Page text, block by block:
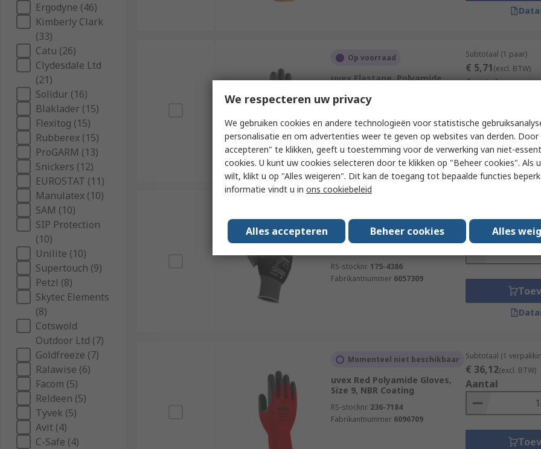
Ergodyne (46)
Kimberly Clark
(33)
Catu (26)
Clydesdale Ltd
(21)
Solidur (16)
Blaklader (15)
Flexitog (15)
Rubberex (15)
ProGARM (13)
Snickers (12)
EUROSTAT (11)
Manulatex (10)
SAM (10)
SIP Protection
(10)
Unilite (10)
Supertouch (9)
Petzl (8)
Skytec Elements
(8)
Cotswold
Outdoor Ltd (7)
Goldfreeze (7)
Ralawise (6)
Facom (5)
Reldeen (5)
Tyvek (5)
Avit (4)
C-Safe (4)
Op voorraad
uvex Elastane, Polyamide
RS-stocknr.217-6215
Fabrikantnummer
6003806
Subtotaal (1 paar)
€ 5,71(excl. BTW)
Aantal
uvex Unilite 6605 Black Nylon
Work Gloves, Size 9, NBR
RS-stocknr. 175-4386
Fabrikantnummer 6057309
€ 2,97(excl. BTW)
Aantal
Momenteel niet beschikbaar
uvex Red Polyamide Gloves,
Size 9, NBR Coating
RS-stocknr. 236-7184
Fabrikantnummer 6096709
Subtotaal (1
€ 36,12(excl. BTW)
Aantal
We respecteren uw privacy
We gebruiken cookies en andere technologieën voor statistische
personalisatie en om advertenties weer te geven op websites van derden. Door
accepteren" te klikken, geeft u toestemming voor de verwerking van niet-
cookies. U kunt uw cookies selecteren door te klikken op "Beheer cookies". Als
wilt, klikt u op "Alles weigeren". Dit kan de toegang tot bepaalde functies
informatie vindt u in ons cookiebeleid
Alles accepteren Beheer cookies Alles